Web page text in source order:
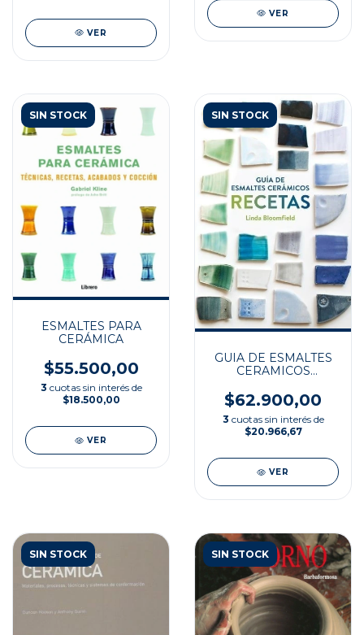
VER
VER
SIN STOCK
ESMALTES PARA
CERÁMICA
$55.500,00
3 cuotas sin interés de
$18.500,00
VER
SIN STOCK
GUIA DE ESMALTES
CERAMICOS
$62.900,00
3 cuotas sin interés de
$20.966,67
VER
SIN STOCK SIN STOCK